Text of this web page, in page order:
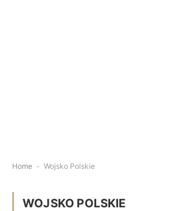
Home - Wojsko Polskie
WOJSKO POLSKIE